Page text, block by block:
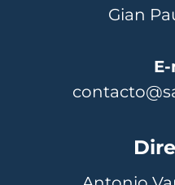
Gian